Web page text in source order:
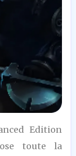
Edition
toute la